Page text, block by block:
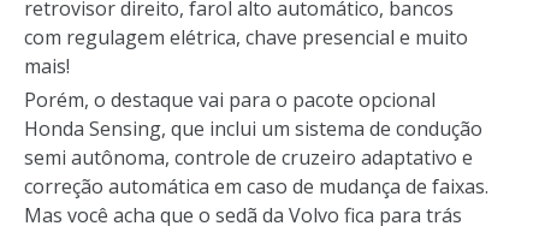
retrovisor direito, farol alto automático, bancos
com regulagem elétrica, chave presencial e muito
mais!
Porém, o destaque vai para o pacote opcional
Honda Sensing, que inclui um sistema de condução
semi autônoma, controle de cruzeiro adaptativo e
correção automática em caso de mudança de faixas.
Mas você acha que o sedã da Volvo fica para trás